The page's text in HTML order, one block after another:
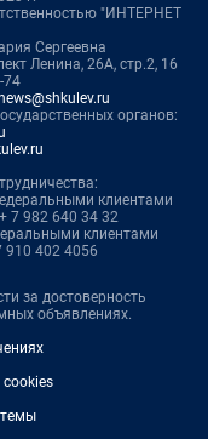
"ИНТЕРНЕТ
Сергеевна
Ленина, 26А, стр.2, 16
74
органов:
клиентами
7 982 640 34 32
клиентами
910 402 4056
за достоверность
объявлениях.